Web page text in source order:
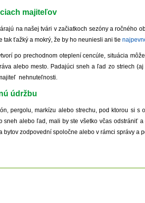
majiteľov
na našej tvári v začiatkoch sezóny a ročného
tak ťažký a mokrý, že by ho neuniesli ani tie
po prechodnom oteplení cencúle, situácia
alebo mesto. Padajúci sneh a ľad zo striech
nehnuteľnosti.
údržbu
pergolu, markízu alebo strechu, pod ktorou si s
sneh alebo ľad, mali by ste všetko včas odstrániť
bytov zodpovední spoločne alebo v rámci správy a